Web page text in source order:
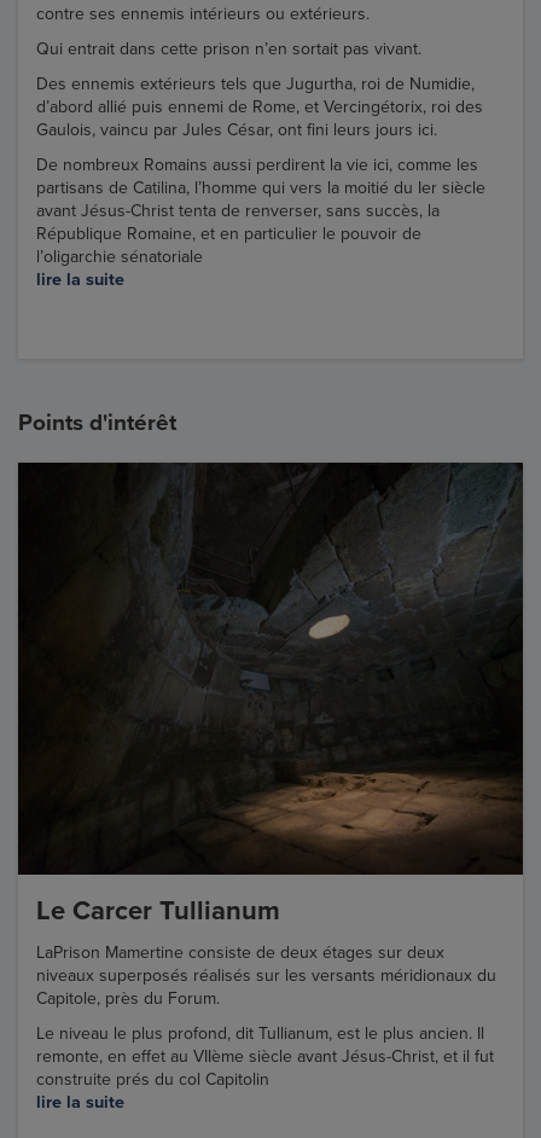
contre ses ennemis intérieurs ou extérieurs.
Qui entrait dans cette prison n’en sortait pas vivant.
Des ennemis extérieurs tels que Jugurtha, roi de Numidie,
d’abord allié puis ennemi de Rome, et Vercingétorix, roi des
Gaulois, vaincu par Jules César, ont fini leurs jours ici.
De nombreux Romains aussi perdirent la vie ici, comme les
partisans de Catilina, l’homme qui vers la moitié du Ier siècle
avant Jésus-Christ tenta de renverser, sans succès, la
République Romaine, et en particulier le pouvoir de
l’oligarchie sénatoriale
lire la suite
Points d'intérêt
Le Carcer Tullianum
LaPrison Mamertine consiste de deux étages sur deux
niveaux superposés réalisés sur les versants méridionaux du
Capitole, près du Forum.
Le niveau le plus profond, dit Tullianum, est le plus ancien. Il
remonte, en effet au VIIème siècle avant Jésus-Christ, et il fut
construite prés du col Capitolin
lire la suite